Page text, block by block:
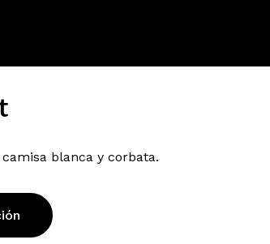
blanca y corbata.